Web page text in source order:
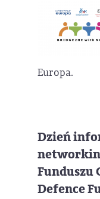
Europa.
Dzień
Funduszu
Defence